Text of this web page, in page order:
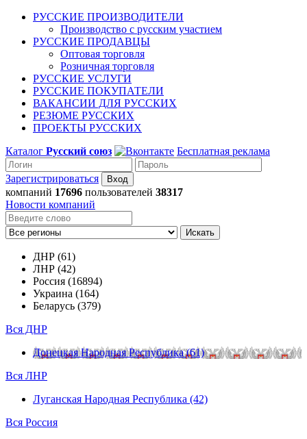
РУССКИЕ ПРОИЗВОДИТЕЛИ
Производство с русским участием
РУССКИЕ ПРОДАВЦЫ
Оптовая торговля
Розничная торговля
РУССКИЕ УСЛУГИ
РУССКИЕ ПОКУПАТЕЛИ
ВАКАНСИИ ДЛЯ РУССКИХ
РЕЗЮМЕ РУССКИХ
ПРОЕКТЫ РУССКИХ
Каталог Русский союз Бесплатная реклама
Зарегистрироваться
компаний 17696 пользователей 38317
Новости компаний
Искать
ДНР (61)
ЛНР (42)
Россия (16894)
Украина (164)
Беларусь (379)
Вся ДНР
Донецкая Народная Республика (61)
Вся ЛНР
Луганская Народная Республика (42)
Вся Россия